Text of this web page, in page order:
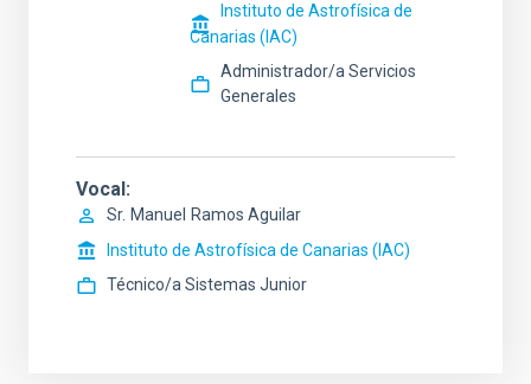
Instituto de Astrofísica de
Canarias (IAC)
Administrador/a Servicios
Generales
Vocal
Sr. Manuel
Ramos Aguilar
Instituto de Astrofísica de Canarias (IAC)
Técnico/a Sistemas Junior